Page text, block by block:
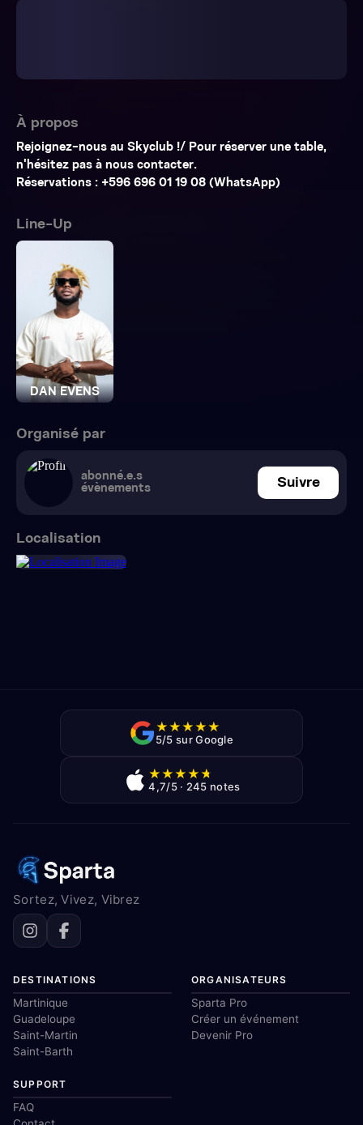
À propos
Rejoignez-nous au Skyclub !/ Pour réserver une table,
n'hésitez pas à nous contacter.
Line-Up
DAN EVENS
Organisé par
abonné.e.s
évènements
Suivre
Localisation
★★★★★
5/5 sur Google
★★★★★
4,7/5 · 245 notes
Sortez, Vivez, Vibrez
DESTINATIONS
Martinique
Guadeloupe
Saint-Martin
Saint-Barth
ORGANISATEURS
Sparta Pro
Créer un événement
Devenir Pro
SUPPORT
FAQ